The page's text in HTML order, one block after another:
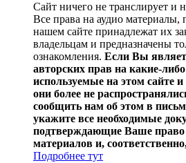
Сайт ничего не транслирует и
Все права на аудио материалы,
нашем сайте принадлежат их
владельцам и предназначены
ознакомления. Если Вы
авторских прав на какие-
используемые на этом сайте
они более не
сообщить нам об этом в
укажите все необходимые
подтверждающие Ваше право
материалов и,
Подробнее тут